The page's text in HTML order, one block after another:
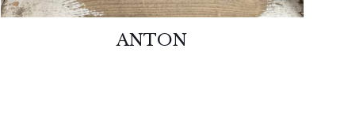
ANTON